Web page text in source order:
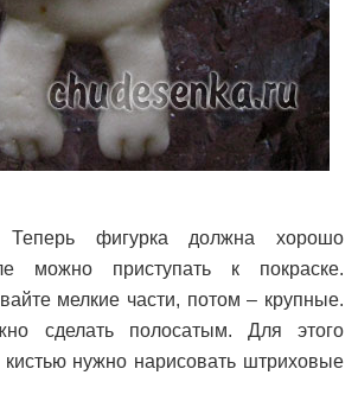
фигурка должна хорошо
можно приступать к покраске.
мелкие части, потом – крупные.
сделать полосатым. Для этого
кистью нужно нарисовать штриховые